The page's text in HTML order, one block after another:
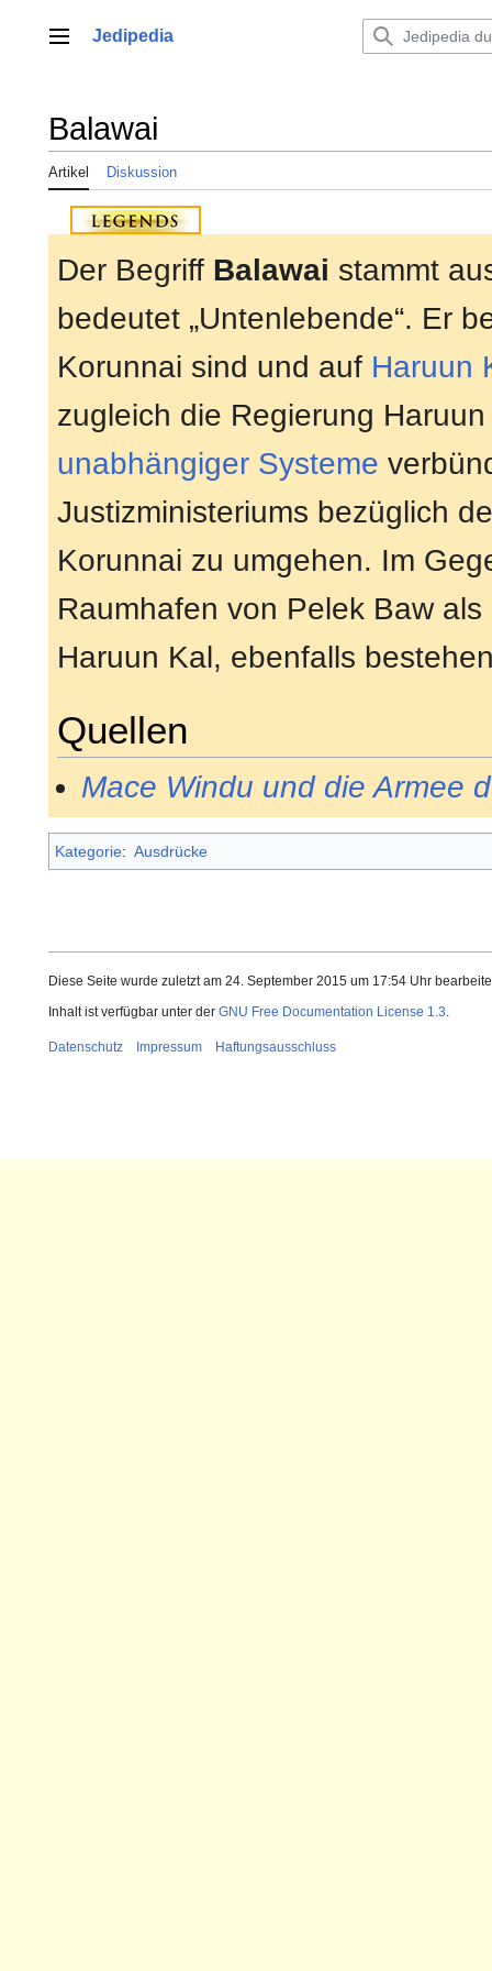
springenHauptmenü
Jedipedia
Balawai
Artikel Diskussion
Der Begriff Balawai stammt
bedeutet „Untenlebende“. Er
Korunnai sind und auf Haruun
zugleich die Regierung
unabhängiger Systeme
Justizministeriums bezüglich
Korunnai zu umgehen. Im
Raumhafen von Pelek Baw
Haruun Kal, ebenfalls
Quellen
Mace Windu und die Armee
Kategorie: Ausdrücke
Diese Seite wurde zuletzt am 24. September 2015 um 17:54 Uhr
Inhalt ist verfügbar unter der GNU Free Documentation License 1.3.
Datenschutz Impressum Haftungsausschluss